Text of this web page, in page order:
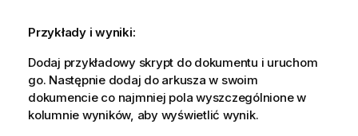
Przykłady i wyniki:
Dodaj przykładowy skrypt do dokumentu i uruchom
go. Następnie dodaj do arkusza w swoim
dokumencie co najmniej pola wyszczególnione w
kolumnie wyników, aby wyświetlić wynik.